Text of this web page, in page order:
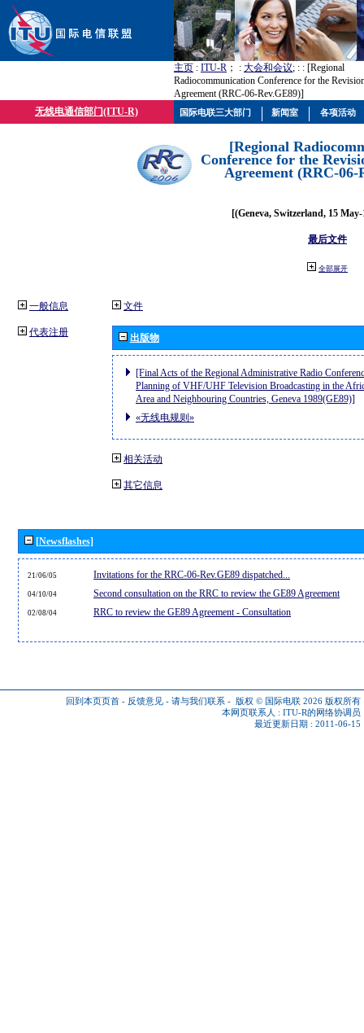
主页 : ITU-R ； : 大会和会议; : : [Regional
Radiocommunication Conference for the
Agreement (RRC-06-Rev.GE89)]
无线电通信部门(ITU-R)
[Regional
Conference for the
Agreement (RRC-06-
[(Geneva, Switzerland, 15
最后文件
全部展开
一般信息
代表注册
文件
出版物
[Final Acts of the Regional Administrative Radio
Planning of VHF/UHF Television Broadcasting in the
Area and Neighbouring Countries, Geneva 1989(GE89)]
«无线电规则»
相关活动
其它信息
[Newsflashes]
21/06/05 Invitations for the RRC-06-Rev.GE89 dispatched...
04/10/04 Second consultation on the RRC to review the GE89 Agreement
02/08/04 RRC to review the GE89 Agreement - Consultation
回到本页页首 - 反馈意见 - 请与我们联系 - 版权 © 国际电联 2026 版权所有
本网页联系人 : ITU-R的网络协调员
最近更新日期 : 2011-06-15
国际电联三大部门 新闻室 各项活动